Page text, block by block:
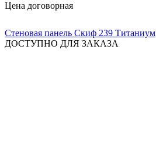
Цена договорная
Стеновая панель Скиф 239 Титаниум
ДОСТУПНО ДЛЯ ЗАКАЗА